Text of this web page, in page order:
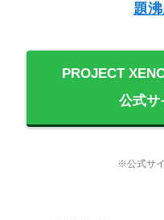
題
PROJECT
公式サ
※公式サイ